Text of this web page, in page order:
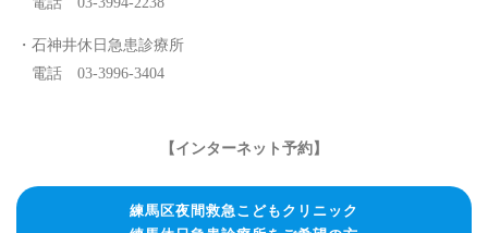
・石神井休日急患診療所
電話 03-3996-3404
【インターネット予約】
練馬区夜間救急こどもクリニック